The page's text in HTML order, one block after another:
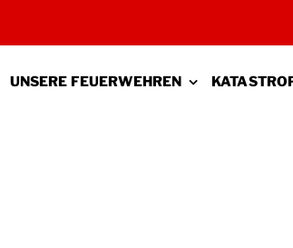
UNSERE FEUERWEHREN